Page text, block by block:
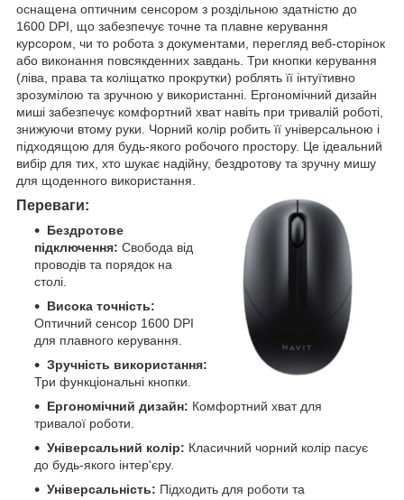
оснащена оптичним сенсором з роздільною здатністю до
1600 DPI, що забезпечує точне та плавне керування
курсором, чи то робота з документами, перегляд веб-сторінок
або виконання повсякденних завдань. Три кнопки керування
(ліва, права та коліщатко прокрутки) роблять її інтуїтивно
зрозумілою та зручною у використанні. Ергономічний дизайн
миші забезпечує комфортний хват навіть при тривалій роботі,
знижуючи втому руки. Чорний колір робить її універсальною і
підходящою для будь-якого робочого простору. Це ідеальний
вибір для тих, хто шукає надійну, бездротову та зручну мишу
для щоденного використання.
Переваги:
Бездротове
підключення: Свобода від
проводів та порядок на
столі.
Висока точність:
Оптичний сенсор 1600 DPI
для плавного керування.
Зручність використання:
Три функціональні кнопки.
Ергономічний дизайн: Комфортний хват для
тривалої роботи.
Універсальний колір: Класичний чорний колір пасує
до будь-якого інтер'єру.
Універсальність: Підходить для роботи та